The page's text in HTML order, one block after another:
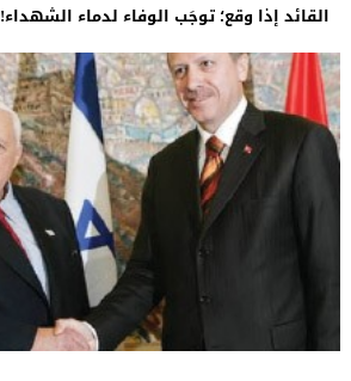
القائد إذا وقع؛ توجَب الوفاء لدماء الشهداء!